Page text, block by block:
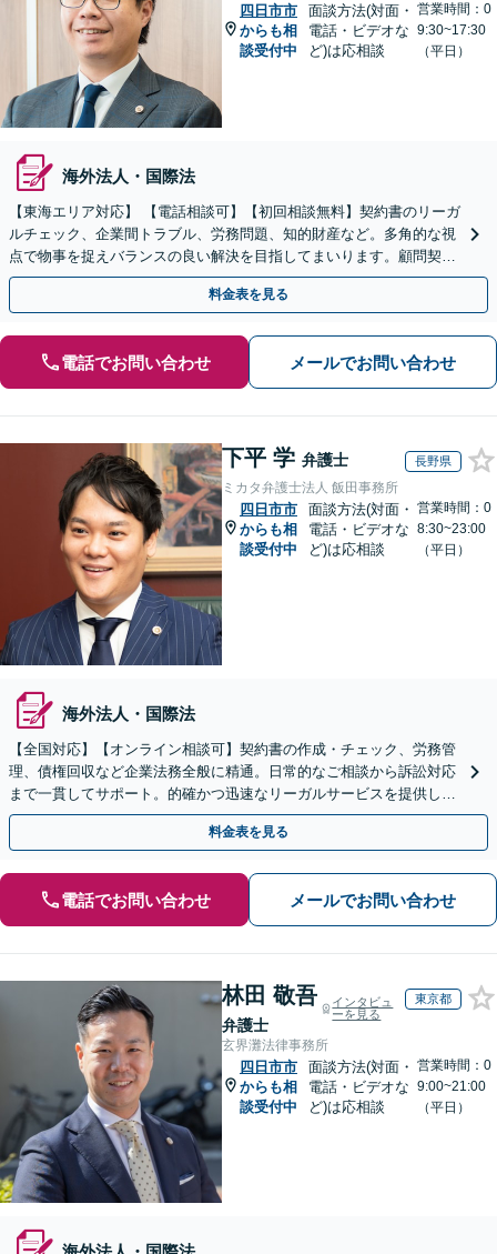
四日市市
からも相
談受付中
面談方法(対面・
電話・ビデオな
ど)は応相談
営業時間：0
9:30~17:30
（平日）
海外法人・国際法
【東海エリア対応】 【電話相談可】【初回相談無料】契約書のリーガ
ルチェック、企業間トラブル、労務問題、知的財産など。多角的な視
点で物事を捉えバランスの良い解決を目指してまいります。顧問契約
は月額5,000円から対応可【夜間＆休日面談OK】
料金表を見る
電話でお問い合わせ メールでお問い合わせ
下平 学 弁護士 長野県
ミカタ弁護士法人 飯田事務所
四日市市
からも相
談受付中
面談方法(対面・
電話・ビデオな
ど)は応相談
営業時間：0
8:30~23:00
（平日）
海外法人・国際法
【全国対応】【オンライン相談可】契約書の作成・チェック、労務管
理、債権回収など企業法務全般に精通。日常的なご相談から訴訟対応
まで一貫してサポート。的確かつ迅速なリーガルサービスを提供しま
す。【初回相談無料】【休日・夜間相談可】
料金表を見る
電話でお問い合わせ メールでお問い合わせ
林田 敬吾
弁護士
インタビュ
ーを見る
東京都
玄界灘法律事務所
四日市市
からも相
談受付中
面談方法(対面・
電話・ビデオな
ど)は応相談
営業時間：0
9:00~21:00
（平日）